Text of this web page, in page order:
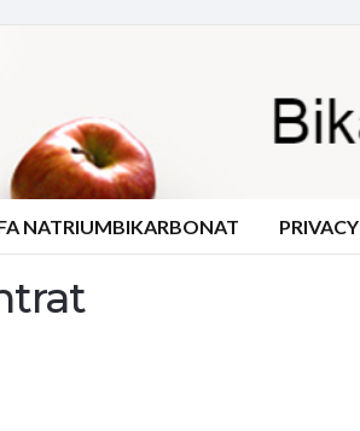
NATRIUMBIKARBONAT PRIVACY